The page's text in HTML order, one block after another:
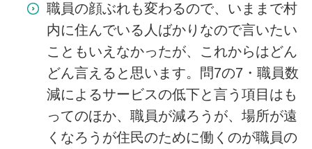
職員の顔ぶれも変わるので、いままで村
内に住んでいる人ばかりなので言いたい
こともいえなかったが、これからはどん
どん言えると思います。問7の7・職員数
減によるサービスの低下と言う項目はも
ってのほか、職員が減ろうが、場所が遠
くなろうが住民のために働くのが職員の